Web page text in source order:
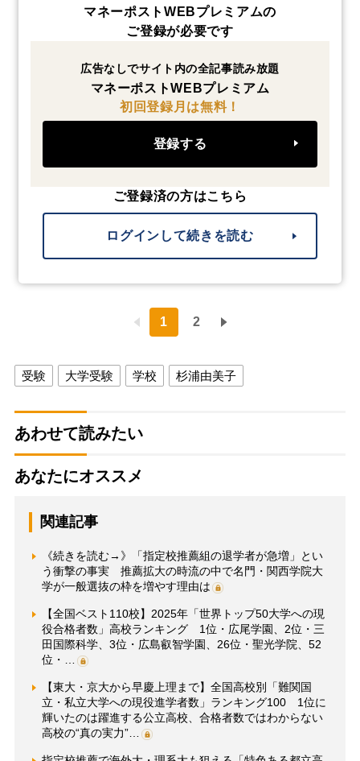
マネーポストWEBプレミアムの
ご登録が必要です
広告なしでサイト内の全記事読み放題
マネーポストWEBプレミアム
初回登録月は無料！
登録する
ご登録済の方はこちら
ログインして続きを読む
1 2
受験 大学受験 学校 杉浦由美子
あわせて読みたい
あなたにオススメ
関連記事
《続きを読む→》「指定校推薦組の退学者が急増」とい
う衝撃の事実 推薦拡大の時流の中で名門・関西学院大
学が一般選抜の枠を増やす理由は
【全国ベスト110校】2025年「世界トップ50大学への現
役合格者数」高校ランキング 1位・広尾学園、2位・三
田国際科学、3位・広島叡智学園、26位・聖光学院、52
位・…
【東大・京大から早慶上理まで】全国高校別「難関国
立・私立大学への現役進学者数」ランキング100 1位に
輝いたのは躍進する公立高校、合格者数ではわからない
高校の“真の実力”…